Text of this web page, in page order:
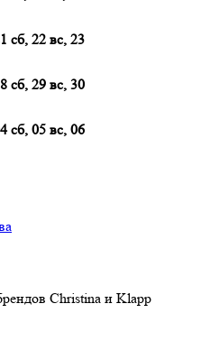
сб, 22 вс, 23
сб, 29 вс, 30
сб, 05 вс, 06
Christina и Klapp